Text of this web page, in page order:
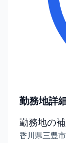
勤務地詳
勤務地の
香川県三豊